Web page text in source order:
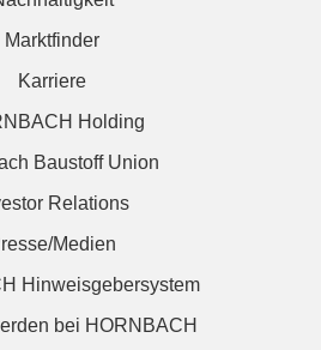
Marktfinder
Karriere
Holding
Baustoff Union
Relations
Medien
Hinweisgebersystem
bei HORNBACH